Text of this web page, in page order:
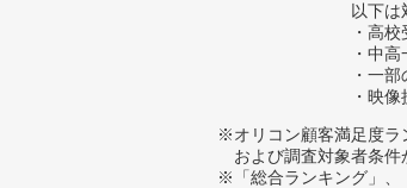
以下は
・高
・中
・一
・映
※オリコン顧客満足度ラ
および調査対象者条件
※「総合ランキング」、